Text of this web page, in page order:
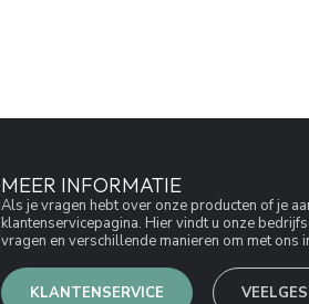
MEER INFORMATIE
Als je vragen hebt over onze producten of je
klantenservicepagina. Hier vindt u onze
vragen en verschillende manieren om met ons
KLANTENSERVICE